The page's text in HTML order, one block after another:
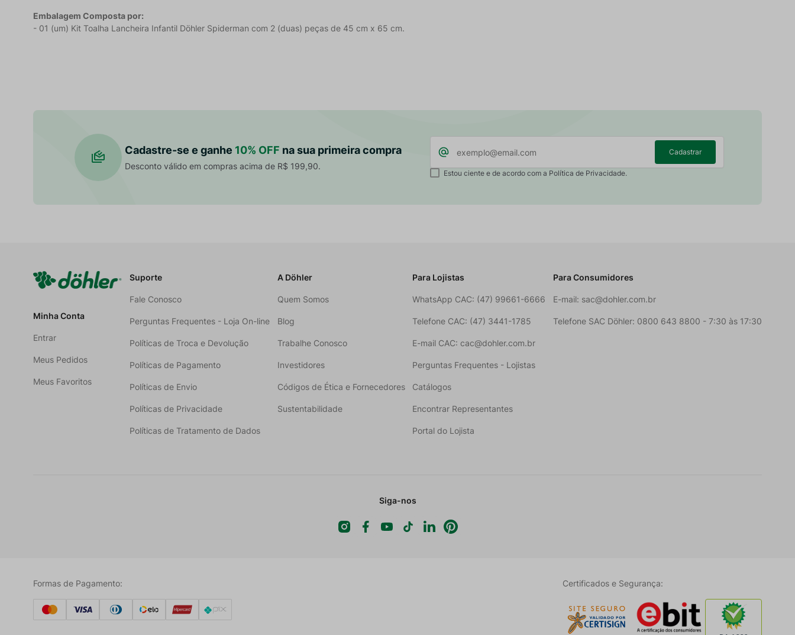
Embalagem Composta por:
- 01 (um) Kit Toalha Lancheira Infantil Döhler Spiderman com 2 (duas) peças de 45 cm x 65 cm.
Cadastre-se e ganhe 10% OFF na sua primeira compra
Desconto válido em compras acima de R$ 199,90.
Cadastrar
Estou ciente e de acordo com a Política de Privacidade.
Minha Conta
Entrar
Meus Pedidos
Meus Favoritos
Suporte
Fale Conosco
Perguntas Frequentes - Loja On-line
Políticas de Troca e Devolução
Políticas de Pagamento
Políticas de Envio
Políticas de Privacidade
Políticas de Tratamento de Dados
A Döhler
Quem Somos
Blog
Trabalhe Conosco
Investidores
Códigos de Ética e Fornecedores
Sustentabilidade
Para Lojistas
WhatsApp CAC: (47) 99661-6666
Telefone CAC: (47) 3441-1785
E-mail CAC: cac@dohler.com.br
Perguntas Frequentes - Lojistas
Catálogos
Encontrar Representantes
Portal do Lojista
Para Consumidores
E-mail: sac@dohler.com.br
Telefone SAC Döhler: 0800 643 8800 - 7:30 às 17:30
Siga-nos
Formas de Pagamento: Certificados e Segurança: